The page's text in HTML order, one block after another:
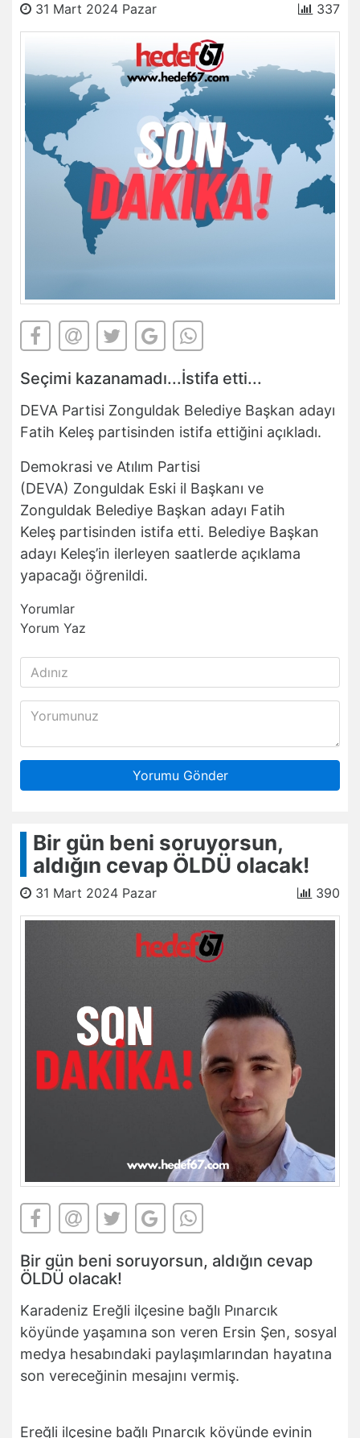
31 Mart 2024 Pazar 337
Seçimi kazanamadı...İstifa etti...
DEVA Partisi Zonguldak Belediye Başkan adayı
Fatih Keleş partisinden istifa ettiğini açıkladı.
Demokrasi ve Atılım Partisi
(DEVA) Zonguldak Eski il Başkanı ve
Zonguldak Belediye Başkan adayı Fatih
Keleş partisinden istifa etti. Belediye Başkan
adayı Keleş’in ilerleyen saatlerde açıklama
yapacağı öğrenildi.
Yorumlar
Yorum Yaz
Yorumu Gönder
Bir gün beni soruyorsun,
aldığın cevap ÖLDÜ olacak!
31 Mart 2024 Pazar 390
Bir gün beni soruyorsun, aldığın cevap
ÖLDÜ olacak!
Karadeniz Ereğli ilçesine bağlı Pınarcık
köyünde yaşamına son veren Ersin Şen, sosyal
medya hesabındaki paylaşımlarından hayatına
son vereceğinin mesajını vermiş.
Ereğli ilçesine bağlı Pınarcık köyünde evinin